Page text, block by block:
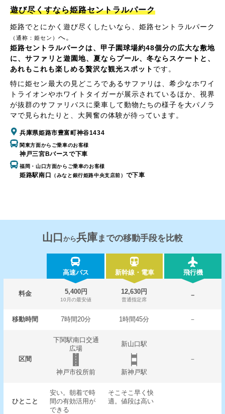
遊び尽くすなら姫路セントラルパーク
姫路でとにかく遊び尽くしたいなら、姫路セントラルパーク
（通称：姫セン） へ。
姫路セントラルパークは、甲子園球場約48個分の広大な敷地
に、サファリと遊園地、夏ならプール、冬ならスケートと、
あれもこれも楽しめる贅沢な観光スポット です。
特に姫セン最大の見どころであるサファリは、希少なホワイ
トライオンやホワイトタイガーが展示されているほか、視界
が抜群のサファリバスに乗車して動物たちの様子を大パノラ
マで見られたりと、大興奮の体験が待っています。
兵庫県姫路市豊富町神谷1434
関東方面からご乗車のお客様
神戸三宮Bバースで下車
福岡・山口方面からご乗車のお客様
姫路駅南口 （みなと銀行姫路中央支店前） で下車
山口 から兵庫までの移動手段を比較
高速バス 新幹線・電車 飛行機
料金 5,400円
10月の最安値
12,630円
普通指定席
－
移動時間 7時間20分 1時間45分 －
区間
下関駅南口交通
広場
新山口駅
－
神戸市役所前
新神戸駅
ひとこと
安い。朝着で時
間の有効活用が
できる
そこそこ早く快
適。値段は高い